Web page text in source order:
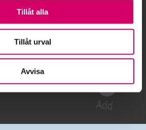
Tillåt alla
Tillåt urval
Avvisa
Lägg till i kalender